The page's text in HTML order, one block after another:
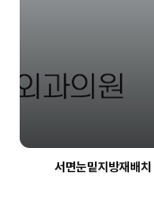
서면눈밑지방재배